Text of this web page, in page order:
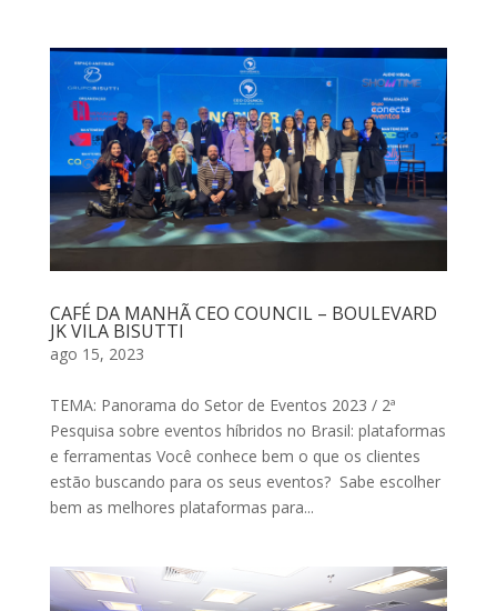
CAFÉ DA MANHÃ CEO COUNCIL – BOULEVARD
JK VILA BISUTTI
ago 15, 2023
TEMA: Panorama do Setor de Eventos 2023 / 2ª
Pesquisa sobre eventos híbridos no Brasil: plataformas
e ferramentas Você conhece bem o que os clientes
estão buscando para os seus eventos? Sabe escolher
bem as melhores plataformas para...